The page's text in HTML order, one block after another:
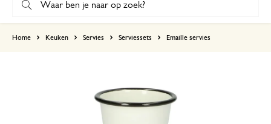
Home Keuken Servies Serviessets Emaille servies